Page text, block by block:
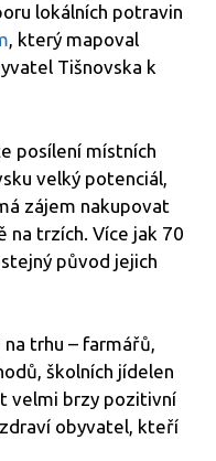
lokálních potravin
, který mapoval
Tišnovska k
posílení místních
velký potenciál,
zájem nakupovat
na trzích. Více jak 70
původ jejich
trhu – farmářů,
školních jídelen
velmi brzy pozitivní
obyvatel, kteří